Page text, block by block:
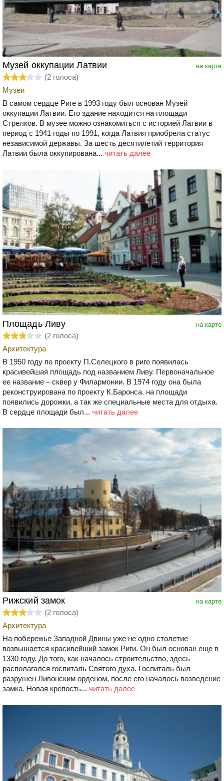
на карте
Музей оккупации Латвии
(2 голоса)
Музеи
В самом сердце Риге в 1993 году был основан Музей
оккупации Латвии. Его здание находится на площади
Стрелков. В музее можно ознакомиться с историей Латвии в
период с 1941 годы по 1991, когда Латвия приобрела статус
независимой державы. За шесть десятилетий территория
Латвии была оккупирована... читать далее
на карте
Площадь Ливу
(2 голоса)
Архитектура
В 1950 году по проекту П.Селецкого в риге появилась
красивейшая площадь под названием Ливу. Первоначальное
ее название – сквер у Филармонии. В 1974 году она была
реконструирована по проекту К.Баронса. на площади
появились дорожки, а так же специальные места для отдыха.
В сердце площади был... читать далее
на карте
Рижский замок
(2 голоса)
Архитектура
На побережье Западной Двины уже не одно столетие
возвышается красивейший замок Риги. Он был основан еще в
1330 году. До того, как началось строительство, здесь
располагался госпиталь Святого духа. Госпиталь был
разрушен Ливонским орденом, после его началось возведение
замка. Новая крепость... читать далее